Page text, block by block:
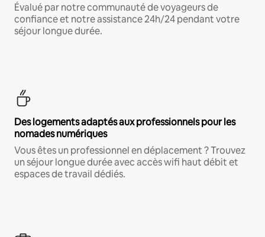
Évalué par notre communauté de voyageurs de
confiance et notre assistance 24h/24 pendant votre
séjour longue durée.
Des logements adaptés aux professionnels pour les
nomades numériques
Vous êtes un professionnel en déplacement ? Trouvez
un séjour longue durée avec accès wifi haut débit et
espaces de travail dédiés.